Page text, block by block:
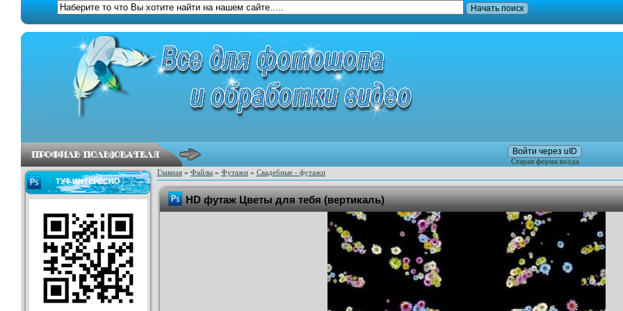
Войти через uID
Старая форма входа
ТУТ ИНТЕРЕСНО
Главная » Файлы » Футажи » Свадебные - футажи
HD футаж Цветы для тебя (вертикаль)